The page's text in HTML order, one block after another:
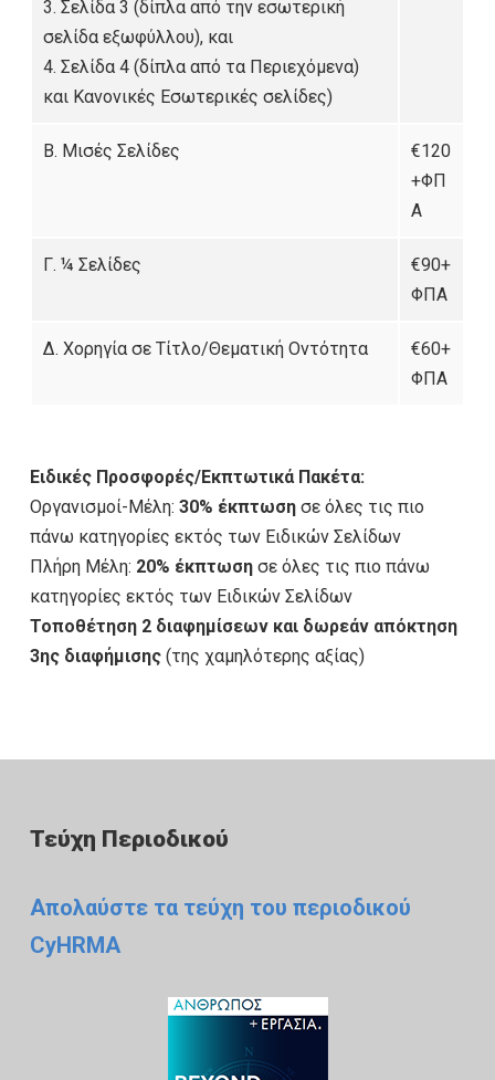
3. Σελίδα 3 (δίπλα από την εσωτερική
σελίδα εξωφύλλου), και
4. Σελίδα 4 (δίπλα από τα Περιεχόμενα)
και Κανονικές Εσωτερικές σελίδες)
B. Μισές Σελίδες
€120
+ΦΠ
Α
Γ. ¼ Σελίδες
€90+
ΦΠΑ
Δ. Χορηγία σε Τίτλο/Θεματική Οντότητα
€60+
ΦΠΑ
Ειδικές Προσφορές/Εκπτωτικά Πακέτα:
Οργανισμοί-Μέλη: 30% έκπτωση σε όλες τις πιο
πάνω κατηγορίες εκτός των Ειδικών Σελίδων
Πλήρη Μέλη: 20% έκπτωση σε όλες τις πιο πάνω
κατηγορίες εκτός των Ειδικών Σελίδων
Τοποθέτηση 2 διαφημίσεων και δωρεάν απόκτηση
3ης διαφήμισης (της χαμηλότερης αξίας)
Τεύχη Περιοδικού
Απολαύστε τα τεύχη του περιοδικού
CyHRMA